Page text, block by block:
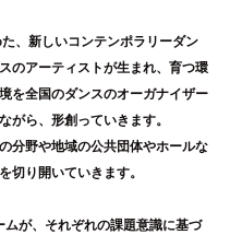
、新しいコンテンポラリーダン
のアーティストが生まれ、育つ環
を全国のダンスのオーガナイザー
がら、形創っていきます。
分野や地域の公共団体やホールな
切り開いていきます。
が、それぞれの課題意識に基づ